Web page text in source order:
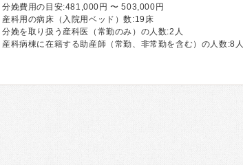
分娩費用の目安:481,000円 〜 503,000円
産科用の病床（入院用ベッド）数:19床
分娩を取り扱う産科医（常勤のみ）の人数:2人
産科病棟に在籍する助産師（常勤、非常勤を含む）の人数:8人